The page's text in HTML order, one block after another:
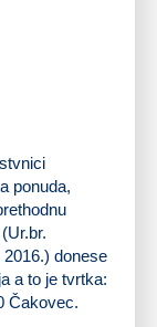
ponuda,
2016.) donese
a to je tvrtka:
Čakovec.